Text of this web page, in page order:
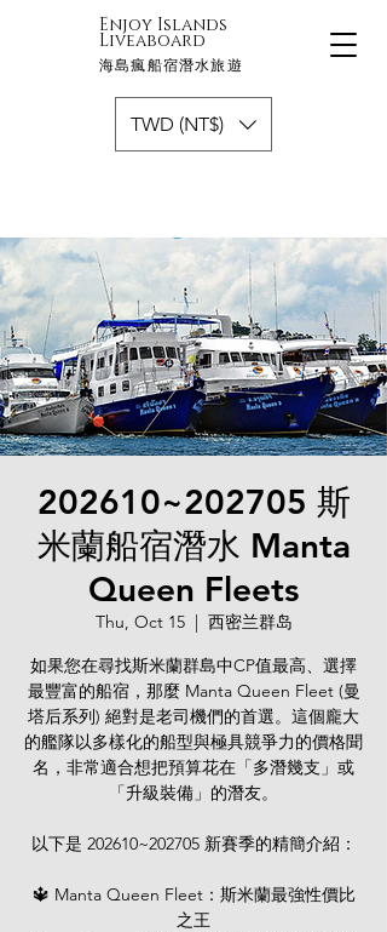
Enjoy Islands
Liveaboard
海島瘋船宿潛水旅遊
TWD (NT$)
202610~202705 斯
米蘭船宿潛水 Manta
Queen Fleets
Thu, Oct 15
  |
西密兰群岛
如果您在尋找斯米蘭群島中CP值最高、選擇
最豐富的船宿，那麼 Manta Queen Fleet (曼
塔后系列) 絕對是老司機們的首選。這個龐大
的艦隊以多樣化的船型與極具競爭力的價格聞
名，非常適合想把預算花在「多潛幾支」或
「升級裝備」的潛友。
以下是 202610~202705 新賽季的精簡介紹：
🔱 Manta Queen Fleet：斯米蘭最強性價比
之王